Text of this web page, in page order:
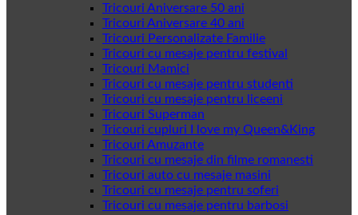
Tricouri Aniversare 50 ani
Tricouri Aniversare 40 ani
Tricouri Personalizate Familie
Tricouri cu mesaje pentru festival
Tricouri Mamici
Tricouri cu mesaje pentru studenti
Tricouri cu mesaje pentru liceeni
Tricouri Superman
Tricouri cupluri I love my Queen&King
Tricouri Amuzante
Tricouri cu mesaje din filme romanesti
Tricouri auto cu mesaje masini
Tricouri cu mesaje pentru soferi
Tricouri cu mesaje pentru barbosi